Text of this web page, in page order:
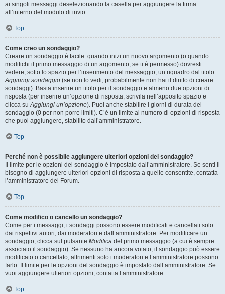
ai singoli messaggi deselezionando la casella per aggiungere la firma
all’interno del modulo di invio.
Top
Come creo un sondaggio?
Creare un sondaggio è facile: quando inizi un nuovo argomento (o quando
modifichi il primo messaggio di un argomento, se ti è permesso) dovresti
vedere, sotto lo spazio per l’inserimento del messaggio, un riquadro dal titolo
Aggiungi sondaggio (se non lo vedi, probabilmente non hai il diritto di creare
sondaggi). Basta inserire un titolo per il sondaggio e almeno due opzioni di
risposta (per inserire un’opzione di risposta, scrivila nell’apposito spazio e
clicca suAggiungi un’opzione). Puoi anche stabilire i giorni di durata del
sondaggio (0 per non porre limiti). C’è un limite al numero di opzioni di risposta
che puoi aggiungere, stabilito dall’amministratore.
Top
Perché non è possibile aggiungere ulteriori opzioni del sondaggio?
Il limite per le opzioni del sondaggio è impostato dall’amministratore. Se senti il
bisogno di aggiungere ulteriori opzioni di risposta a quelle consentite, contatta
l’amministratore del Forum.
Top
Come modifico o cancello un sondaggio?
Come per i messaggi, i sondaggi possono essere modificati e cancellati solo
dai rispettivi autori, dai moderatori e dall’amministratore. Per modificare un
sondaggio, clicca sul pulsante Modifica del primo messaggio (a cui è sempre
associato il sondaggio). Se nessuno ha ancora votato, il sondaggio può essere
modificato o cancellato, altrimenti solo i moderatori e l’amministratore possono
farlo. Il limite per le opzioni del sondaggio è impostato dall’amministratore. Se
vuoi aggiungere ulteriori opzioni, contatta l’amministratore.
Top